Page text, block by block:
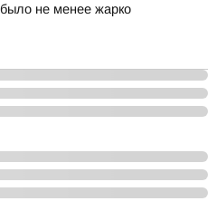
не менее жарко